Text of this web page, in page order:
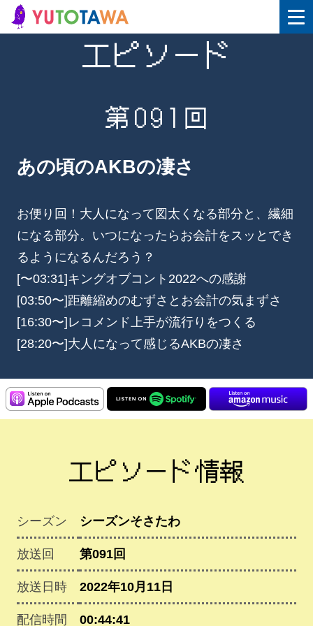
エピソード
第091回
あの頃のAKBの凄さ
お便り回！大人になって図太くなる部分と、繊細
になる部分。いつになったらお会計をスッとでき
るようになるんだろう？
[〜03:31]キングオブコント2022への感謝
[03:50〜]距離縮めのむずさとお会計の気まずさ
[16:30〜]レコメンド上手が流行りをつくる
[28:20〜]大人になって感じるAKBの凄さ
エピソード情報
シーズン シーズンそさたわ
放送回 第091回
放送日時 2022年10月11日
配信時間 00:44:41